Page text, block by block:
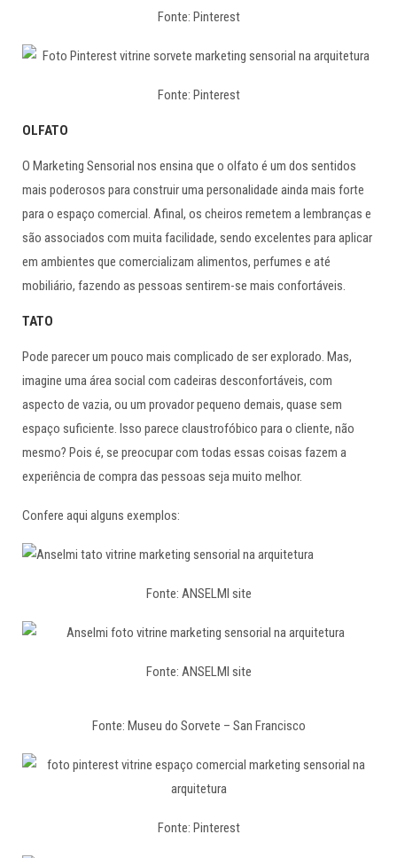
Fonte: Pinterest
Fonte: Pinterest
OLFATO
O Marketing Sensorial nos ensina que o olfato é um dos sentidos
mais poderosos para construir uma personalidade ainda mais forte
para o espaço comercial. Afinal, os cheiros remetem a lembranças e
são associados com muita facilidade, sendo excelentes para aplicar
em ambientes que comercializam alimentos, perfumes e até
mobiliário, fazendo as pessoas sentirem-se mais confortáveis.
TATO
Pode parecer um pouco mais complicado de ser explorado. Mas,
imagine uma área social com cadeiras desconfortáveis, com
aspecto de vazia, ou um provador pequeno demais, quase sem
espaço suficiente. Isso parece claustrofóbico para o cliente, não
mesmo? Pois é, se preocupar com todas essas coisas fazem a
experiência de compra das pessoas seja muito melhor.
Confere aqui alguns exemplos:
Fonte: ANSELMI site
Fonte: ANSELMI site
Fonte: Museu do Sorvete – San Francisco
Fonte: Pinterest